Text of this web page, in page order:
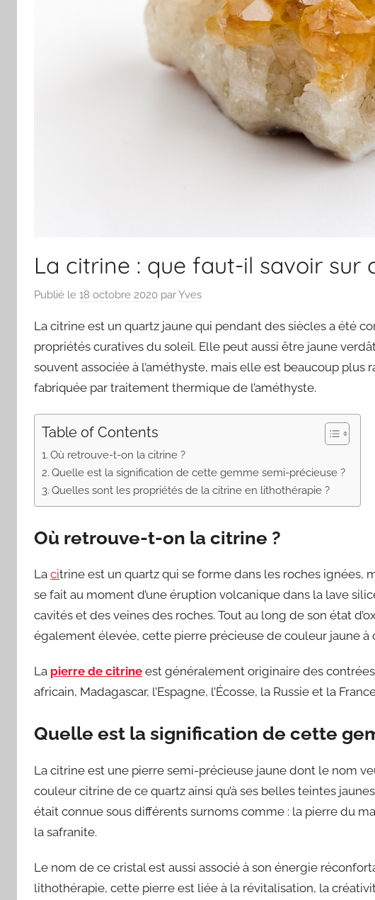
La citrine : que faut-il savoir sur
Publié le 18 octobre 2020 parYves
La citrine est un quartz jaune qui pendant des siècles a été
propriétés curatives du soleil. Elle peut aussi être jaune
souvent associée à l’améthyste, mais elle est beaucoup plus
fabriquée par traitement thermique de l’améthyste.
Table of Contents
Où retrouve-t-on la citrine ?
Quelle est la signification de cette gemme semi-précieuse ?
Quelles sont les propriétés de la citrine en lithothérapie ?
Où retrouve-t-on la citrine ?
La citrine est un quartz qui se forme dans les roches ignées,
se fait au moment d’une éruption volcanique dans la lave
cavités et des veines des roches. Tout au long de son état
également élevée, cette pierre précieuse de couleur jaune à
La pierre de citrine est généralement originaire des
africain, Madagascar, l’Espagne, l’Écosse, la Russie et la
Quelle est la signification de cette
La citrine est une pierre semi-précieuse jaune dont le nom
couleur citrine de ce quartz ainsi qu’à ses belles teintes
était connue sous différents surnoms comme : la pierre du
la safranite.
Le nom de ce cristal est aussi associé à son énergie
lithothérapie, cette pierre est liée à la révitalisation, la